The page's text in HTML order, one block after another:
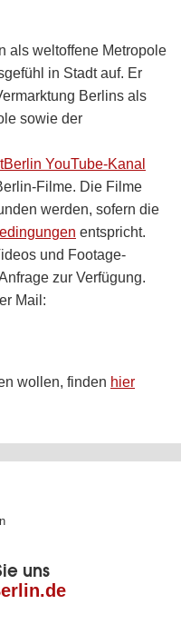
als weltoffene Metropole
in Stadt auf. Er
Berlins als
sowie der
YouTube-Kanal
Filme. Die Filme
werden, sofern die
entspricht.
und Footage-
zur Verfügung.
Mail:
wollen, finden hier
uns